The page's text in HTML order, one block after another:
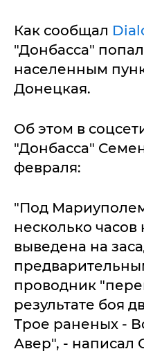
Как сообщал
"Донбасса"
населенным
Донецкая.
Об этом в
"Донбасса"
февраля:
"Под
несколько часов
выведена на
проводник
результате боя
Трое раненых -
Авер", - написал